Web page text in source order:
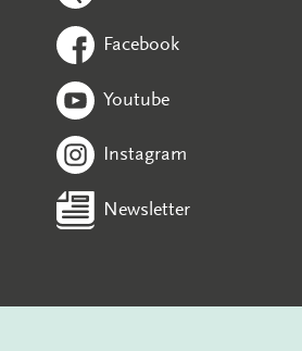
Facebook
Youtube
Instagram
Newsletter